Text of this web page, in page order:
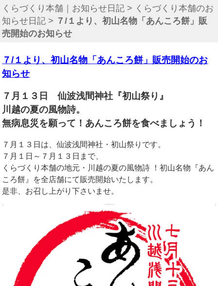
くらづくり本舗｜お知らせ日記 > くらづくり本舗のお
知らせ日記 > ７/１より、初山名物「あんころ餅」販
売開始のお知らせ
７/１より、初山名物「あんころ餅」販売開始のお
知らせ
７月１３日 仙波浅間神社『初山祭り』
川越の夏の風物詩。
無病息災を願って！あんころ餅を食べましょう！
７月１３日は、仙波浅間神社・初山祭りです。
７月１日～７月１３日まで、
くらづくり本舗の地元・川越の夏の風物詩 ！初山名物『あん
ころ餅』を全店舗にて販売開始いたします。
是非、お召し上がり下さいませ。